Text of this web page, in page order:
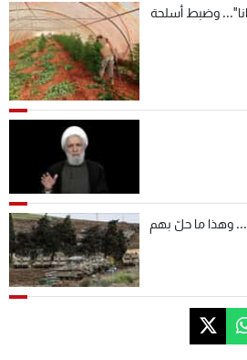
وضبط أسلحة
وهذا ما حلّ بهم